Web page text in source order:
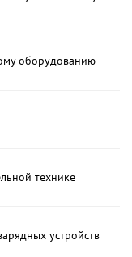
оборудованию
технике
устройств